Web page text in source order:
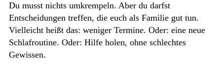
Du musst nichts umkrempeln. Aber du darfst
Entscheidungen treffen, die euch als Familie gut tun.
Vielleicht heißt das: weniger Termine. Oder: eine neue
Schlafroutine. Oder: Hilfe holen, ohne schlechtes
Gewissen.